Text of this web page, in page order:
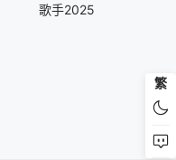
歌手2025
繁